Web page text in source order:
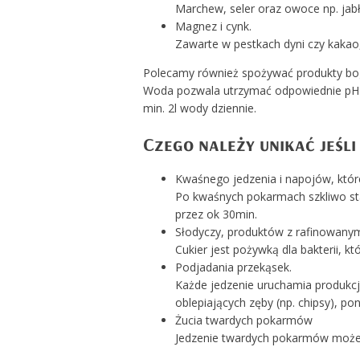
Marchew, seler oraz owoce np.
Magnez i cynk.
Zawarte w pestkach dyni czy
Polecamy również spożywać produkty
Woda pozwala utrzymać odpowiednie
min. 2l wody dziennie.
Czego należy unikać jeśli
Kwaśnego jedzenia i napojów,
Po kwaśnych pokarmach szkliwo
przez ok 30min.
Słodyczy, produktów z
Cukier jest pożywką dla bakterii,
Podjadania przekąsek.
Każde jedzenie uruchamia
oblepiających zęby (np. chipsy),
Żucia twardych pokarmów
Jedzenie twardych pokarmów